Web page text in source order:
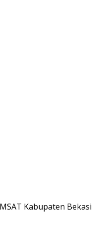
Kabupaten Bekasi